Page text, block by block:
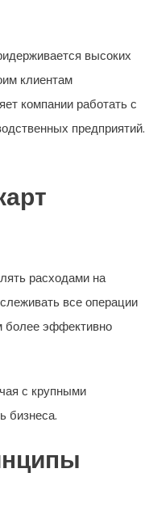
высоких
клиентам
компании работать с
предприятий.
расходами на
все операции
более эффективно
с крупными
бизнеса.